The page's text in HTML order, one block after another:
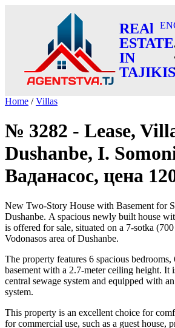
REAl
ESTATE
IN
Home /Villas
№ 3282 - Lease,
Dushanbe, I.
Ваданасос, цена
New Two-Story House with Basement for
Dushanbe. A spacious newly built house
is offered for sale, situated on a 7-sotka
Vodonasos area of Dushanbe.
The property features 6 spacious
basement with a 2.7-meter ceiling height. It
central sewage system and equipped with
system.
This property is an excellent choice for
for commercial use, such as a guest house,